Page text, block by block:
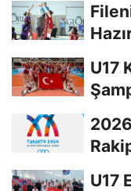
U17
U17